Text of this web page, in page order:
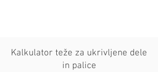
Kalkulator teže za ukrivljene dele
in palice